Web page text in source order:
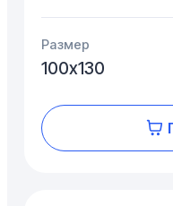
Размер
100х130